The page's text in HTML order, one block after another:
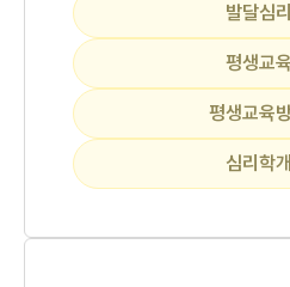
발달심
평생교
평생교육
심리학